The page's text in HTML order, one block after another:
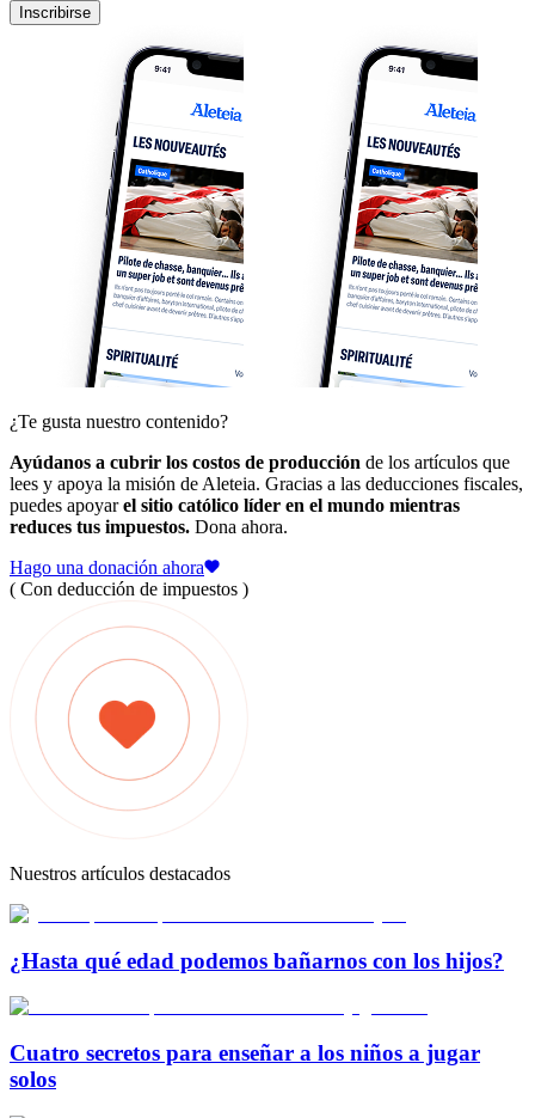
Inscribirse
¿Te gusta nuestro contenido?
Ayúdanos a cubrir los costos de producción de los artículos que
lees y apoya la misión de Aleteia. Gracias a las deducciones fiscales,
puedes apoyarel sitio católico líder en el mundo mientras
reduces tus impuestos. Dona ahora.
Hago una donación ahora
( Con deducción de impuestos )
Nuestros artículos destacados
¿Hasta qué edad podemos bañarnos con los hijos?
Cuatro secretos para enseñar a los niños a jugar
solos